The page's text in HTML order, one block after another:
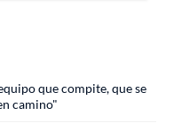
que compite, que se
camino"